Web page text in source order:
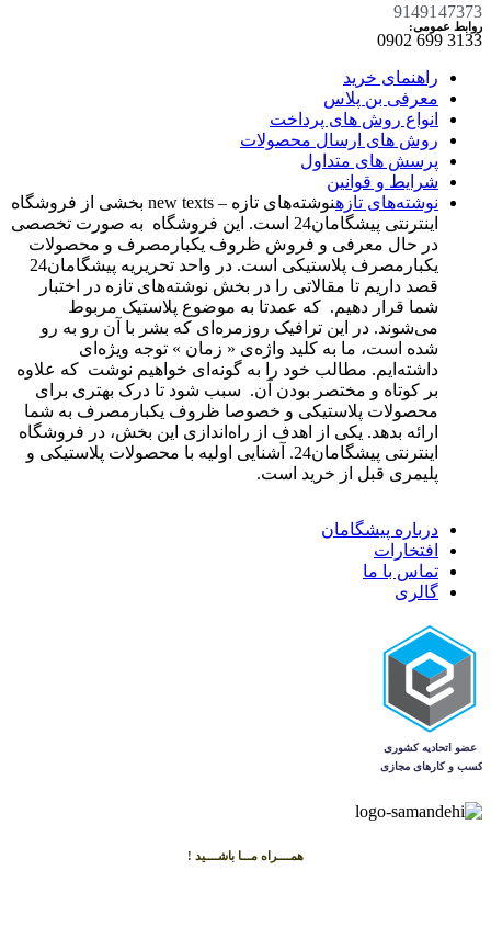
9149147373
روابط عمومی:
3133 699 0902​
راهنمای خرید
معرفی بن پلاس
انواع روش های پرداخت
روش های ارسال محصولات
پرسش های متداول
شرایط و قوانین
نوشته‌های تازه
نوشته‌های تازه – new texts بخشی از فروشگاه
اینترنتی پیشگامان24 است. این فروشگاه به صورت تخصصی
در حال معرفی و فروش ظروف یکبارمصرف و محصولات
قصد داریم تا مقالاتی را در بخش نوشته‌های تازه در اختبار
شما قرار دهیم. که عمدتا به موضوع پلاستیک مربوط
می‌شوند. در این ترافیک روزمره‌ای که بشر با آن رو به رو
شده است، ما به کلید واژه‌ی « زمان » توجه ویژه‌ای
داشته‌ایم. مطالب خود را به گونه‌ای خواهیم نوشت که علاوه
بر کوتاه و مختصر بودن آن. سبب شود تا درک بهتری برای
محصولات پلاستیکی و خصوصا ظروف یکبارمصرف به شما
ارائه بدهد. یکی از اهدف از راه‌اندازی این بخش، در فروشگاه
اینترنتی پیشگامان24. آشنایی اولیه با محصولات پلاستیکی و
پلیمری قبل از خرید است.
درباره پیشگامان
افتخارات
تماس با ما
گالری
همــــراه مـــا باشــــید !